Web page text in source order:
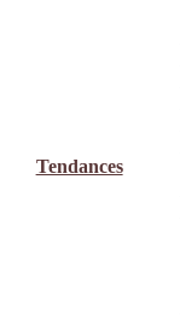
Tendances